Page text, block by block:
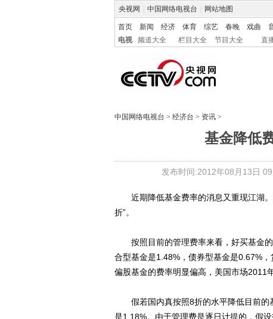
央视网 中国网络电视台 网站地图
首页 新闻 经济 体育 综艺 春晚 戏曲
电视
频道大全 栏目大全 节目大全 直
中国网络电视台 > 经济台 > 资讯 >
基金降低
发布时间:2012年08月13日
近期降低基金费率的消息又重现江湖。
折”。
按照目前的管理费率来看，好买基金的
合型基金是1.48%，债券型基金是0.67%
偏股基金的费率明显偏高，美国市场2011
假若国内真按照8折的水平降低目前的
是1.18%。由于管理费是逐日计提的，假